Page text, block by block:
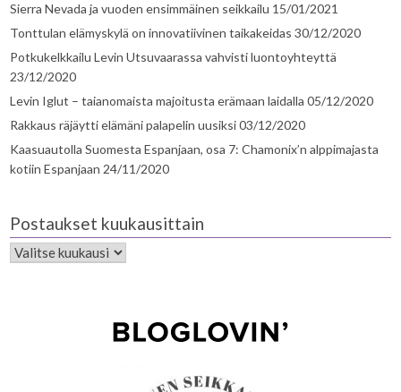
Sierra Nevada ja vuoden ensimmäinen seikkailu 15/01/2021
Tonttulan elämyskylä on innovatiivinen taikakeidas 30/12/2020
Potkukelkkailu Levin Utsuvaarassa vahvisti luontoyhteyttä
23/12/2020
Levin Iglut – taianomaista majoitusta erämaan laidalla 05/12/2020
Rakkaus räjäytti elämäni palapelin uusiksi03/12/2020
Kaasuautolla Suomesta Espanjaan, osa 7: Chamonix’n alppimajasta
kotiin Espanjaan 24/11/2020
Postaukset kuukausittain